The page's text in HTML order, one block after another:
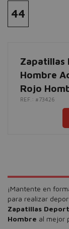
44
Zapatillas
Hombre
Rojo
REF.: #73426
¡Mantente en
para realizar
Zapatillas
Hombre al mejor